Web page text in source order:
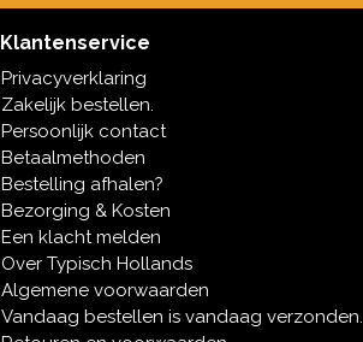
Klantenservice
Privacyverklaring
Zakelijk bestellen.
Persoonlijk contact
Betaalmethoden
Bestelling afhalen?
Bezorging & Kosten
Een klacht melden
Over Typisch Hollands
Algemene voorwaarden
Vandaag bestellen is vandaag verzonden.